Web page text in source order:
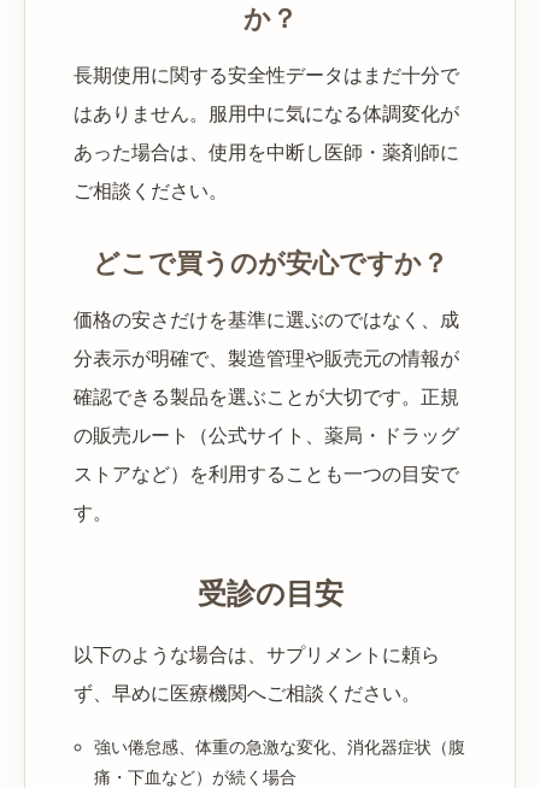
か？
長期使用に関する安全性データはまだ十分で
はありません。服用中に気になる体調変化が
あった場合は、使用を中断し医師・薬剤師に
ご相談ください。
どこで買うのが安心ですか？
価格の安さだけを基準に選ぶのではなく、成
分表示が明確で、製造管理や販売元の情報が
確認できる製品を選ぶことが大切です。正規
の販売ルート（公式サイト、薬局・ドラッグ
ストアなど）を利用することも一つの目安で
す。
受診の目安
以下のような場合は、サプリメントに頼ら
ず、早めに医療機関へご相談ください。
強い倦怠感、体重の急激な変化、消化器症状（腹
痛・下血など）が続く場合